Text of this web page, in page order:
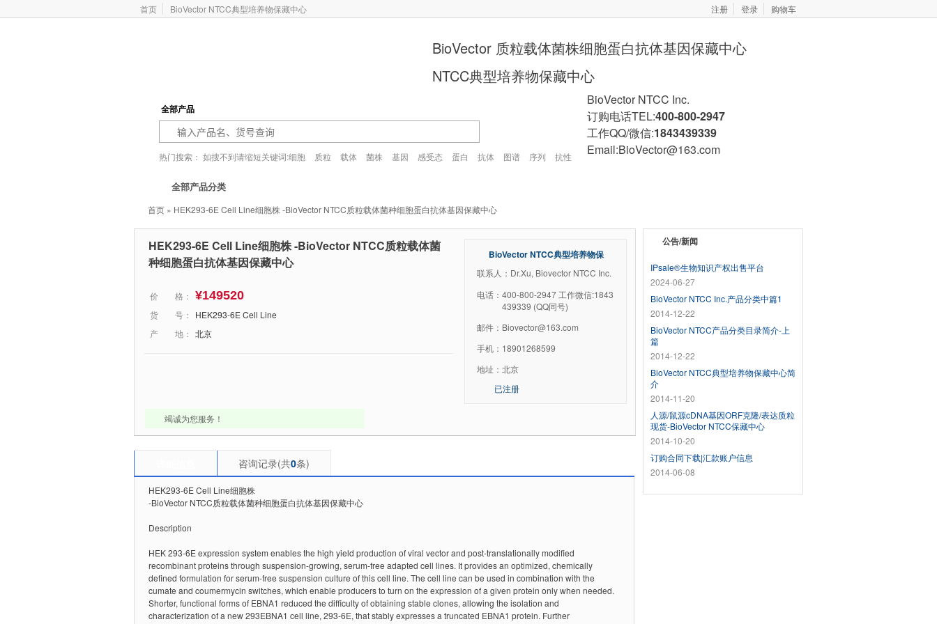
首页 BioVector NTCC典型培养物保藏中心 注册 登录 购物车
BioVector 质粒载体菌株细胞蛋白抗体基因保藏中心
NTCC典型培养物保藏中心
全部产品
热门搜索： 如搜不到请缩短关键词:细胞 质粒 载体 菌株 基因 感受态 蛋白 抗体 图谱 序列
抗性
BioVector NTCC Inc.
订购电话TEL:400-800-2947
工作QQ/微信:1843439339
Email:BioVector@163.com
全部产品分类
基因库 感受态 VIRUS 药物研发
首页 » HEK293-6E Cell Line细胞株 -BioVector NTCC质粒载体菌种细胞蛋白抗体基因保藏中心
HEK293-6E Cell Line细胞株 -BioVector NTCC质粒载体菌
种细胞蛋白抗体基因保藏中心
价 格： ¥149520
货 号：
HEK293-6E Cell Line
产 地： 北京
竭诚为您服务！
BioVector NTCC典型培养物保
联系人：Dr.Xu, Biovector NTCC Inc.
电话： 400-800-2947 工作微信:1843
439339 (QQ同号)
邮件： Biovector@163.com
手机： 18901268599
地址： 北京
已注册
咨询记录(共0条)
HEK293-6E Cell Line细胞株
-BioVector NTCC质粒载体菌种细胞蛋白抗体基因保藏中心
Description
HEK 293-6E expression system enables the high yield production of viral vector and post-translationally modified
recombinant proteins through suspension-growing, serum-free adapted cell lines. It provides an optimized, chemically
defined formulation for serum-free suspension culture of this cell line. The cell line can be used in combination with the
cumate and coumermycin switches, which enable producers to turn on the expression of a given protein only when needed.
Shorter, functional forms of EBNA1 reduced the difficulty of obtaining stable clones, allowing the isolation and
characterization of a new 293EBNA1 cell line, 293-6E, that stably expresses a truncated EBNA1 protein. Further
公告/新闻
IPsale®生物知识产权出售平台
2024-06-27
BioVector NTCC Inc.产品分类中篇1
2014-12-22
BioVector NTCC产品分类目录简介-上
篇
2014-12-22
BioVector NTCC典型培养物保藏中心简
介
2014-11-20
人源/鼠源cDNA基因ORF克隆/表达质粒
现货-BioVector NTCC保藏中心
2014-10-20
订购合同下载|汇款账户信息
2014-06-08